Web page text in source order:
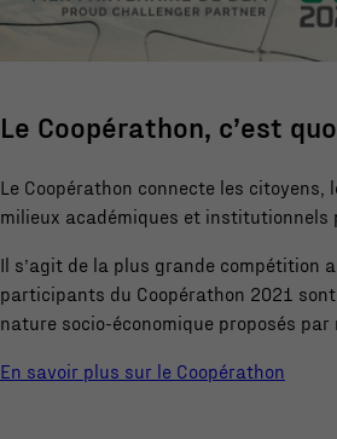
Le Coopérathon, c’est
Le Coopérathon connecte les
milieux académiques et institutionnels
Il s’agit de la plus grande compétition
participants du Coopérathon 2021
nature socio-économique proposés
En savoir plus sur le Coopérathon